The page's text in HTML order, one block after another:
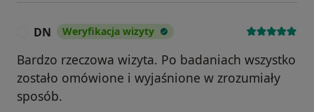
DN Weryfikacja wizyty
Bardzo rzeczowa wizyta. Po badaniach wszystko
zostało omówione i wyjaśnione w zrozumiały
sposób.